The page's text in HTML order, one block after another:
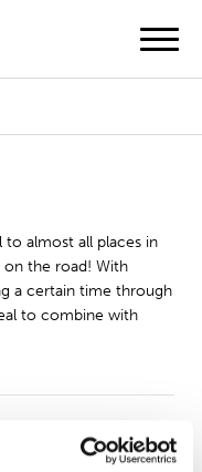
almost all places in
on the road! With
a certain time through
to combine with